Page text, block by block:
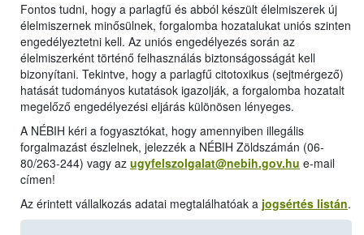
Fontos tudni, hogy a parlagfű és abból készült élelmiszerek új
élelmiszernek minősülnek, forgalomba hozatalukat uniós szinten
engedélyeztetni kell. Az uniós engedélyezés során az
élelmiszerként történő felhasználás biztonságosságát kell
bizonyítani. Tekintve, hogy a parlagfű citotoxikus (sejtmérgező)
hatását tudományos kutatások igazolják, a forgalomba hozatalt
megelőző engedélyezési eljárás különösen lényeges.
A NÉBIH kéri a fogyasztókat, hogy amennyiben illegális
forgalmazást észlelnek, jelezzék a NÉBIH Zöldszámán (06-
80/263-244) vagy az ugyfelszolgalat@nebih.gov.hu e-mail
címen!
Az érintett vállalkozás adatai megtalálhatóak a jogsértés listán.